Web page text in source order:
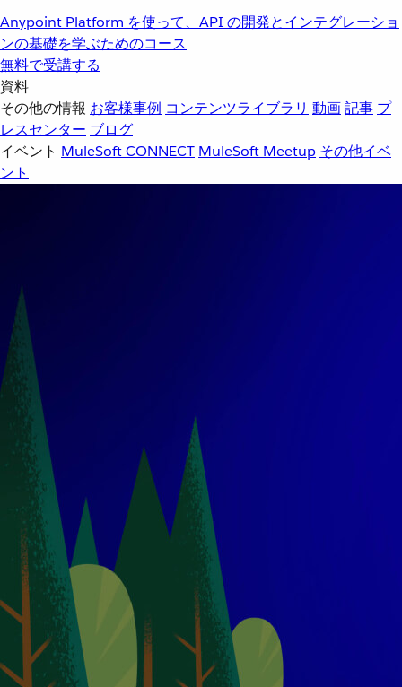
Anypoint Platform を使って、API の開発とインテグレーショ
ンの基礎を学ぶためのコース
無料で受講する
資料
その他の情報 お客様事例 コンテンツライブラリ 動画記事 プ
レスセンター ブログ
イベント MuleSoft CONNECT MuleSoft Meetup その他イベ
ント